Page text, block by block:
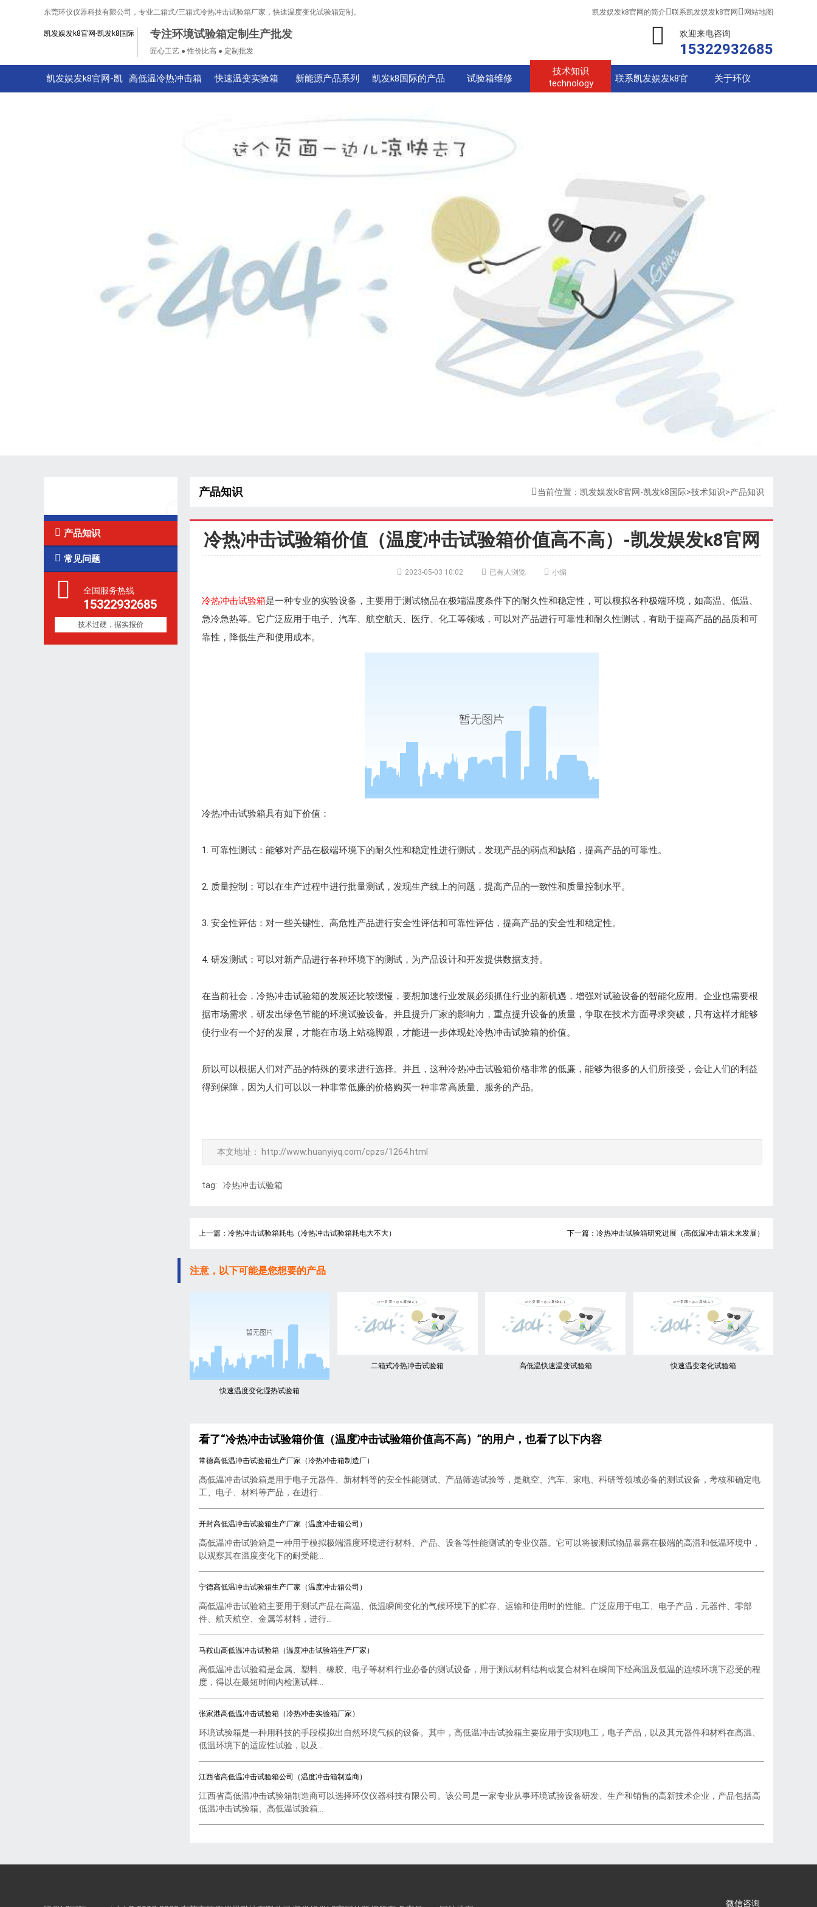
东莞环仪仪器科技有限公司，专业二箱式/三箱式冷热冲击试验箱厂家，快速温度变化试验箱定制。 凯发娱发k8官网的简介联系凯发娱发k8官网  网站地图
凯发娱发k8官网-凯发k8国际 专注环境试验箱定制生产批发
匠心工艺 ● 性价比高 ● 定制批发
欢迎来电咨询
15322932685
凯发娱发k8官网-凯 高低温冷热冲击箱 快速温变实验箱 新能源产品系列 凯发k8国际的产品 试验箱维修
技术知识
technology
联系凯发娱发k8官 关于环仪
 产品知识
 常见问题
全国服务热线
15322932685
技术过硬，据实报价
产品知识 当前位置： 凯发娱发k8官网-凯发k8国际>技术知识>产品知识
冷热冲击试验箱价值（温度冲击试验箱价值高不高）-凯发娱发k8官网
 2023-05-03 10:02  已有人浏览  小编
冷热冲击试验箱是一种专业的实验设备，主要用于测试物品在极端温度条件下的耐久性和稳定性，可以模拟各种极端环境，如高温、低温、
急冷急热等。它广泛应用于电子、汽车、航空航天、医疗、化工等领域，可以对产品进行可靠性和耐久性测试，有助于提高产品的品质和可
靠性，降低生产和使用成本。
冷热冲击试验箱具有如下价值：
1. 可靠性测试：能够对产品在极端环境下的耐久性和稳定性进行测试，发现产品的弱点和缺陷，提高产品的可靠性。
2. 质量控制：可以在生产过程中进行批量测试，发现生产线上的问题，提高产品的一致性和质量控制水平。
3. 安全性评估：对一些关键性、高危性产品进行安全性评估和可靠性评估，提高产品的安全性和稳定性。
4. 研发测试：可以对新产品进行各种环境下的测试，为产品设计和开发提供数据支持。
在当前社会，冷热冲击试验箱的发展还比较缓慢，要想加速行业发展必须抓住行业的新机遇，增强对试验设备的智能化应用。企业也需要根
据市场需求，研发出绿色节能的环境试验设备。并且提升厂家的影响力，重点提升设备的质量，争取在技术方面寻求突破，只有这样才能够
使行业有一个好的发展，才能在市场上站稳脚跟，才能进一步体现处冷热冲击试验箱的价值。
所以可以根据人们对产品的特殊的要求进行选择。并且，这种冷热冲击试验箱价格非常的低廉，能够为很多的人们所接受，会让人们的利益
得到保障，因为人们可以以一种非常低廉的价格购买一种非常高质量、服务的产品。
本文地址： http://www.huanyiyq.com/cpzs/1264.html
tag: 冷热冲击试验箱
上一篇：冷热冲击试验箱耗电（冷热冲击试验箱耗电大不大） 下一篇：冷热冲击试验箱研究进展（高低温冲击箱未来发展）
注意，以下可能是您想要的产品
快速温度变化湿热试验箱
二箱式冷热冲击试验箱 高低温快速温变试验箱 快速温变老化试验箱
看了“冷热冲击试验箱价值（温度冲击试验箱价值高不高）”的用户，也看了以下内容
常德高低温冲击试验箱生产厂家（冷热冲击箱制造厂）
高低温冲击试验箱是用于电子元器件、新材料等的安全性能测试、产品筛选试验等，是航空、汽车、家电、科研等领域必备的测试设备，考核和确定电
工、电子、材料等产品，在进行...
开封高低温冲击试验箱生产厂家（温度冲击箱公司）
高低温冲击试验箱是一种用于模拟极端温度环境进行材料、产品、设备等性能测试的专业仪器。它可以将被测试物品暴露在极端的高温和低温环境中，
以观察其在温度变化下的耐受能...
宁德高低温冲击试验箱生产厂家（温度冲击箱公司）
高低温冲击试验箱主要用于测试产品在高温、低温瞬间变化的气候环境下的贮存、运输和使用时的性能。广泛应用于电工、电子产品，元器件、零部
件、航天航空、金属等材料，进行...
马鞍山高低温冲击试验箱（温度冲击试验箱生产厂家）
高低温冲击试验箱是金属、塑料、橡胶、电子等材料行业必备的测试设备，用于测试材料结构或复合材料在瞬间下经高温及低温的连续环境下忍受的程
度，得以在最短时间内检测试样...
张家港高低温冲击试验箱（冷热冲击实验箱厂家）
环境试验箱是一种用科技的手段模拟出自然环境气候的设备。其中，高低温冲击试验箱主要应用于实现电工，电子产品，以及其元器件和材料在高温、
低温环境下的适应性试验，以及...
江西省高低温冲击试验箱公司（温度冲击箱制造商）
江西省高低温冲击试验箱制造商可以选择环仪仪器科技有限公司。该公司是一家专业从事环境试验设备研发、生产和销售的高新技术企业，产品包括高
低温冲击试验箱、高低温试验箱...
微信咨询